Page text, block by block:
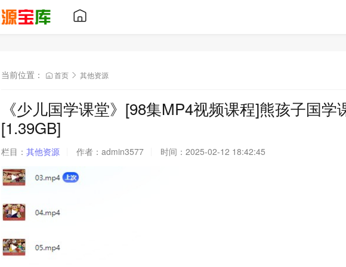
当前位置： 首页 其他资源
《少儿国学课堂》[98集MP4视频课程]熊孩子国学
[1.39GB]
栏目： 其他资源 作者： admin3577 时间： 2025-02-12 18:42:45